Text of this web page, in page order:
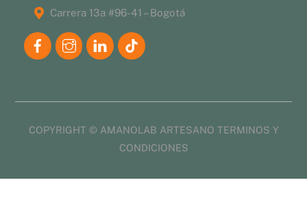
Carrera 13a #96-41 – Bogotá
COPYRIGHT © AMANOLAB ARTESANO TERMINOS Y
CONDICIONES